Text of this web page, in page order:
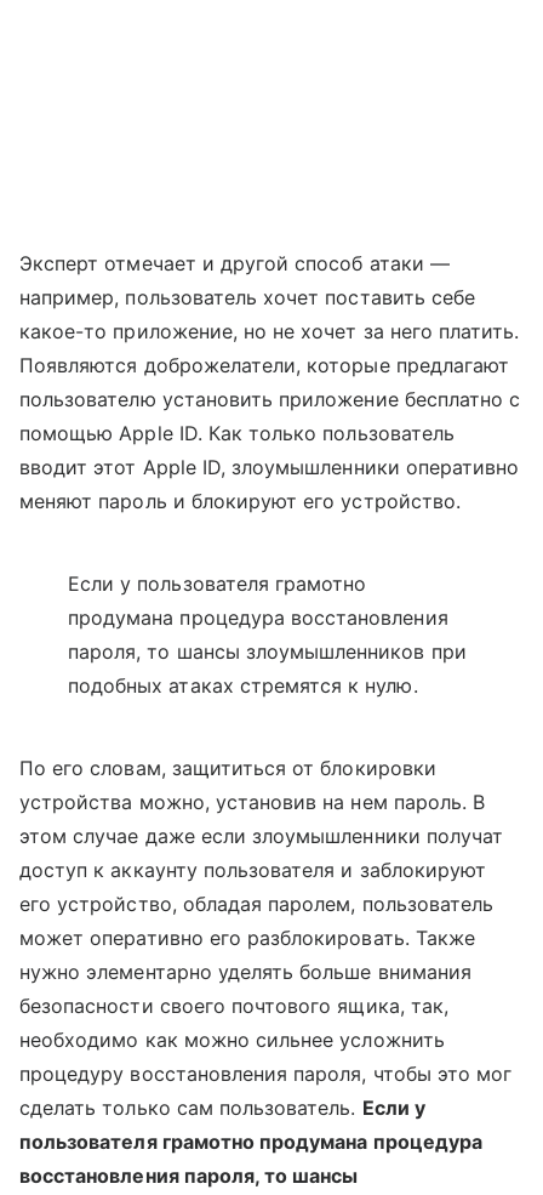
Эксперт отмечает и другой способ атаки —
например, пользователь хочет поставить себе
какое-то приложение, но не хочет за него платить.
Появляются доброжелатели, которые предлагают
пользователю установить приложение бесплатно с
помощью Apple ID. Как только пользователь
вводит этот Apple ID, злоумышленники оперативно
меняют пароль и блокируют его устройство.
Если у пользователя грамотно
продумана процедура восстановления
пароля, то шансы злоумышленников при
подобных атаках стремятся к нулю.
По его словам, защититься от блокировки
устройства можно, установив на нем пароль. В
этом случае даже если злоумышленники получат
доступ к аккаунту пользователя и заблокируют
его устройство, обладая паролем, пользователь
может оперативно его разблокировать. Также
нужно элементарно уделять больше внимания
безопасности своего почтового ящика, так,
необходимо как можно сильнее усложнить
процедуру восстановления пароля, чтобы это мог
сделать только сам пользователь. Если у
пользователя грамотно продумана процедура
восстановления пароля, то шансы